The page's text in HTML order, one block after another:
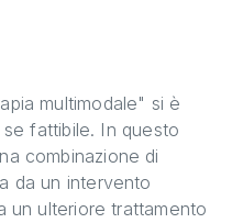
multimodale" si è
fattibile. In questo
combinazione di
da un intervento
un ulteriore trattamento